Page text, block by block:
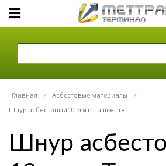
Главная / Асбестовые материалы
/
Шнур асбестовый 10 мм в Ташкенте
Шнур